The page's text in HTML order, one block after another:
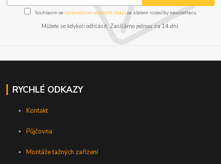
Souhlasím se zpracováním osobních údajůza účelem rozesílky newsletteru.
Můžete se kdykoli odhlásit. Zasíláme jednou za 14 dní.
RYCHLÉ ODKAZY
Kontakt
Půjčovna
Montáže tažných zařízení